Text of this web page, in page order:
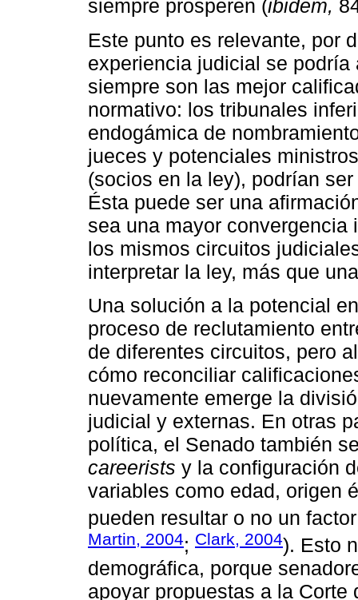
siempre prosperen (ibidem,
Este punto es relevante, por
experiencia judicial se
siempre son las mejor
normativo: los tribunales
endogámica de
jueces y potenciales
(socios en la ley), podrían ser
Ésta puede ser una
sea una mayor
los mismos circuitos
interpretar la ley, más que
Una solución a la potencial
proceso de reclutamiento
de diferentes circuitos, pero
cómo reconciliar
nuevamente emerge la
judicial y externas. En otras
política, el Senado también
careerists y la configuración
variables como edad, origen
pueden resultar o no un
Martin, 2004; Clark, 2004). Esto
demográfica, porque
apoyar propuestas a la